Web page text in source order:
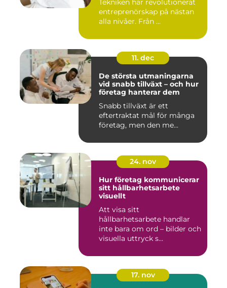
Tekniken har revolutionerat
entreprenörskap på nästan
alla nivåer. Från ...
11. dec
De största utmaningarna
vid snabb tillväxt – och hur
företag hanterar dem
Snabb tillväxt är ett
eftertraktat mål för många
företag, men den me...
24. nov
Hur företag kommunicerar
sitt hållbarhetsarbete
visuellt
Att visa sitt
hållbarhetsarbete handlar
inte bara om ord – bilder och
visuella uttryck s...
17. nov